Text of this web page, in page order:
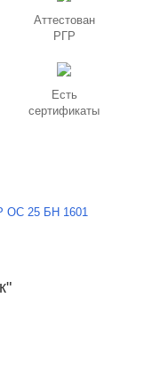
Аттестован
РГР
Есть
сертификаты
25 БН 1601